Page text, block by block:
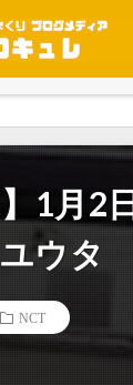
】1月
ウタ
NCT